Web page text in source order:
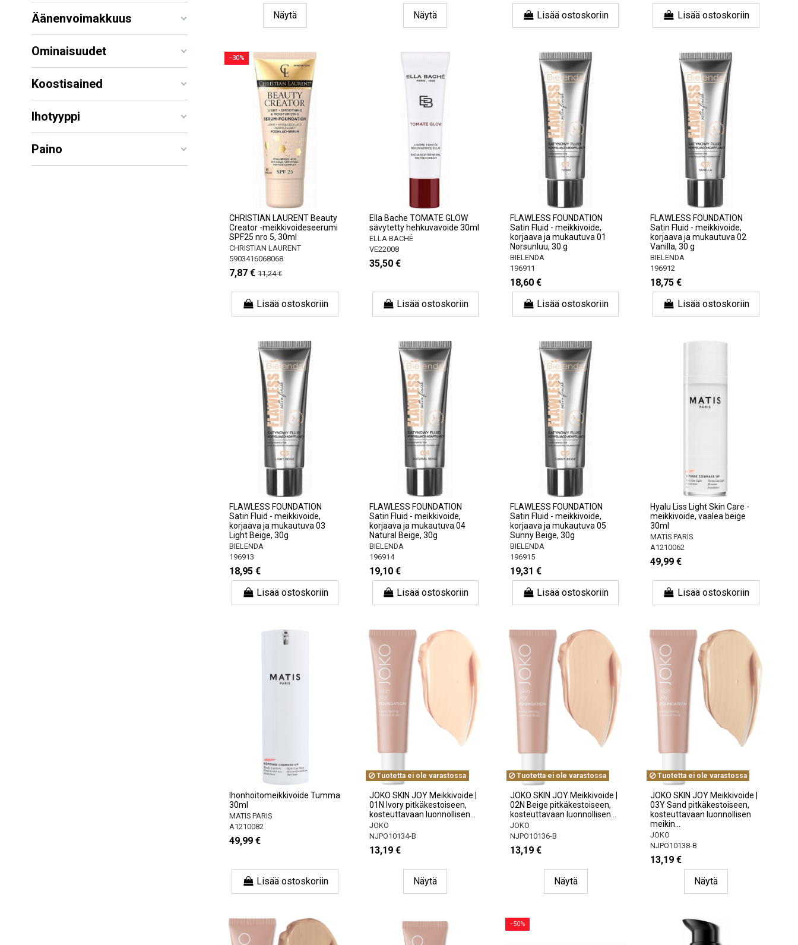
Näytä Näytä Lisää ostoskoriin Lisää ostoskoriin
−30%
CHRISTIAN LAURENT Beauty
Creator -meikkivoideseerumi
SPF25 nro 5, 30ml
CHRISTIAN LAURENT
5903416068068
7,87 € 11,24 €
Lisää ostoskoriin
Ella Bache TOMATE GLOW
sävytetty hehkuvavoide 30ml
ELLA BACHÉ
VE22008
35,50 €
Lisää ostoskoriin
FLAWLESS FOUNDATION
Satin Fluid - meikkivoide,
korjaava ja mukautuva 01
Norsunluu, 30 g
BIELENDA
196911
18,60 €
Lisää ostoskoriin
FLAWLESS FOUNDATION
Satin Fluid - meikkivoide,
korjaava ja mukautuva 02
Vanilla, 30 g
BIELENDA
196912
18,75 €
Lisää ostoskoriin
FLAWLESS FOUNDATION
Satin Fluid - meikkivoide,
korjaava ja mukautuva 03
Light Beige, 30g
BIELENDA
196913
18,95 €
Lisää ostoskoriin
FLAWLESS FOUNDATION
Satin Fluid - meikkivoide,
korjaava ja mukautuva 04
Natural Beige, 30g
BIELENDA
196914
19,10 €
Lisää ostoskoriin
FLAWLESS FOUNDATION
Satin Fluid - meikkivoide,
korjaava ja mukautuva 05
Sunny Beige, 30g
BIELENDA
196915
19,31 €
Lisää ostoskoriin
Hyalu Liss Light Skin Care -
meikkivoide, vaalea beige
30ml
MATIS PARIS
A1210062
49,99 €
Lisää ostoskoriin
Ihonhoitomeikkivoide Tumma
30ml
MATIS PARIS
A1210082
49,99 €
Lisää ostoskoriin
Tuotetta ei ole varastossa
JOKO SKIN JOY Meikkivoide |
01N Ivory pitkäkestoiseen,
kosteuttavaan luonnollisen...
JOKO
NJPO10134-B
13,19 €
Näytä
Tuotetta ei ole varastossa
JOKO SKIN JOY Meikkivoide |
02N Beige pitkäkestoiseen,
kosteuttavaan luonnollisen...
JOKO
NJPO10136-B
13,19 €
Näytä
Tuotetta ei ole varastossa
JOKO SKIN JOY Meikkivoide |
03Y Sand pitkäkestoiseen,
kosteuttavaan luonnollisen
meikin...
JOKO
NJPO10138-B
13,19 €
Näytä
−50%
Äänenvoimakkuus
Ominaisuudet
Koostisained
Ihotyyppi
Paino